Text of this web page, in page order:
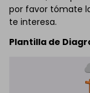
por favor tómate
te interesa.
Plantilla de